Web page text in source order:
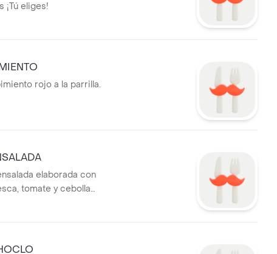
¡Tú eliges!
rojo a la parrilla.
elaborada con
tomate y cebolla
con aderezo ligero de limón